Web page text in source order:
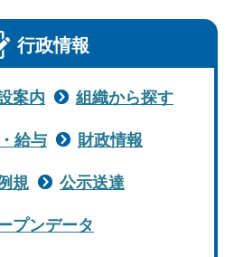
行政情報
案内 組織から探す
給与 財政情報
規 公示送達
プンデータ